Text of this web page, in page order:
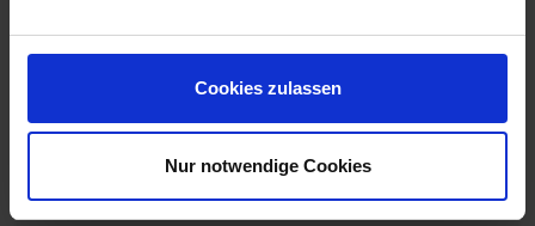
Cookies zulassen
Nur notwendige Cookies